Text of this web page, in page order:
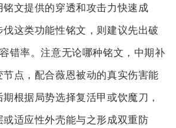
文提供的穿透和攻击力快速成
这类功能性铭文，则建议先出破
错率。注意无论哪种铭文，中期补
点，配合薇恩被动的真实伤害能
根据局势选择复活甲或饮魔刀，
适应性外壳能与之形成双重防